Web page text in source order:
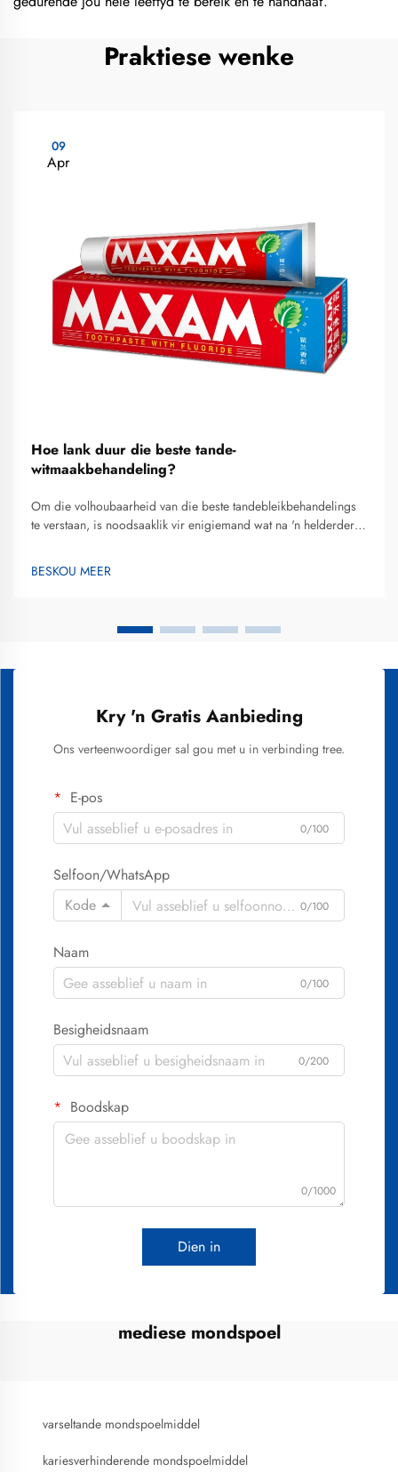
Praktiese wenke
09
Apr
Hoe lank duur die beste tande-
witmaakbehandeling?
Om die volhoubaarheid van die beste tandebleikbehandelings
te verstaan, is noodsaaklik vir enigiemand wat na 'n helderder
maak. Die tydperk waaroor tandebleikresultate duur, wissel
aansienlik afhangende van...
BESKOU MEER
Kry 'n Gratis Aanbieding
Ons verteenwoordiger sal gou met u in verbinding tree.
E-pos
0/100
Selfoon/WhatsApp
Kode
0/100
Naam
0/100
Besigheidsnaam
0/200
Boodskap
0/1000
Dien in
mediese mondspoel
varseltande mondspoelmiddel
kariesverhinderende mondspoelmiddel